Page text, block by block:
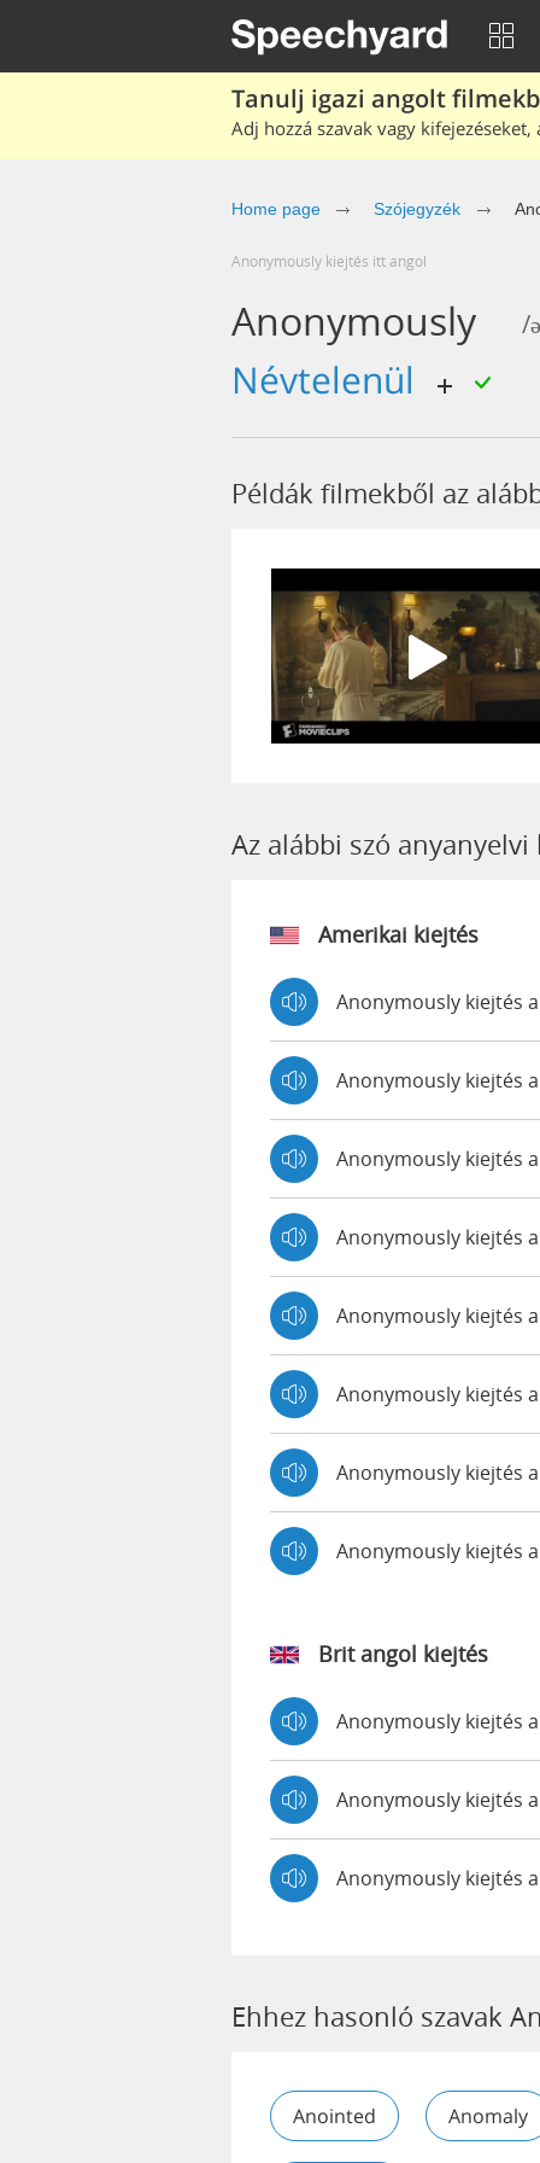
Tanulj igazi angolt
Adj hozzá szavak vagy
Home page Szójegyzék
anonymously kiejtés itt angol
Anonymously /
névtelenül
Példák filmekből az
Az alábbi szó
Amerikai kiejtés
Anonymously kiejtés
Anonymously kiejtés
Anonymously kiejtés
Anonymously kiejtés
Anonymously kiejtés
Anonymously kiejtés
Anonymously kiejtés
Anonymously kiejtés
Brit angol kiejtés
Anonymously kiejtés
Anonymously kiejtés
Anonymously kiejtés
Ehhez hasonló szavak
Anointed Anomaly